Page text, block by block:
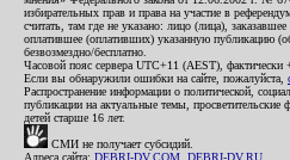
избирательных прав и права на участие в
считать, там где не указано: лицо (лица),
оплатившее (оплативших) указанную публикацию
безвозмездно/бесплатно.
Часовой пояс сервера UTC+11 (AEST), фактически
Если вы обнаружили ошибки на сайте, пожалуйста,
Распространение информации о политической,
публикации на актуальные темы,
детей старше 16 лет.
СМИ не получает субсидий.
Адреса сайта: DEBRI-DV.COM DEBRI-DV.RU